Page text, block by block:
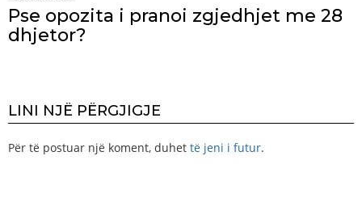
Pse opozita i pranoi zgjedhjet me 28
dhjetor?
LINI NJË PËRGJIGJE
Për të postuar një koment, duhet të jeni i futur.